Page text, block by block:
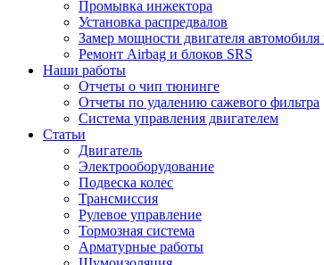
Промывка инжектора
Установка распредвалов
Замер мощности двигателя автомобиля
Ремонт Airbag и блоков SRS
Наши работы
Отчеты о чип тюнинге
Отчеты по удалению сажевого фильтра
Система управления двигателем
Статьи
Двигатель
Электрооборудование
Подвеска колес
Трансмиссия
Рулевое управление
Тормозная система
Арматурные работы